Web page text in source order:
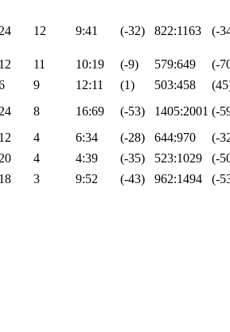
24 12 9:41 (-32) 822:1163 (-
12 11 10:19 (-9) 579:649 (-
9 12:11 (1) 503:458
24 8 16:69 (-53) 1405:2001 (-
12 4 6:34 (-28) 644:970 (-
20 4 4:39 (-35) 523:1029 (-
18 3 9:52 (-43) 962:1494 (-